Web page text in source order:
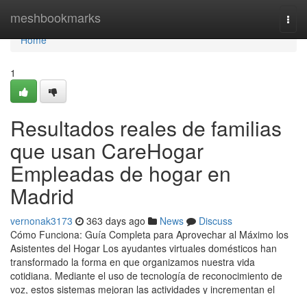
meshbookmarks
Home
Home
1
Resultados reales de familias
que usan CareHogar
Empleadas de hogar en
Madrid
vernonak3173 363 days ago News
Discuss
Cómo Funciona: Guía Completa para Aprovechar al Máximo los
Asistentes del Hogar Los ayudantes virtuales domésticos han
transformado la forma en que organizamos nuestra vida
cotidiana. Mediante el uso de tecnología de reconocimiento de
voz, estos sistemas mejoran las actividades y incrementan el